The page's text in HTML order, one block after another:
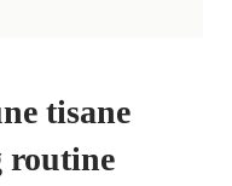
tisane
routine